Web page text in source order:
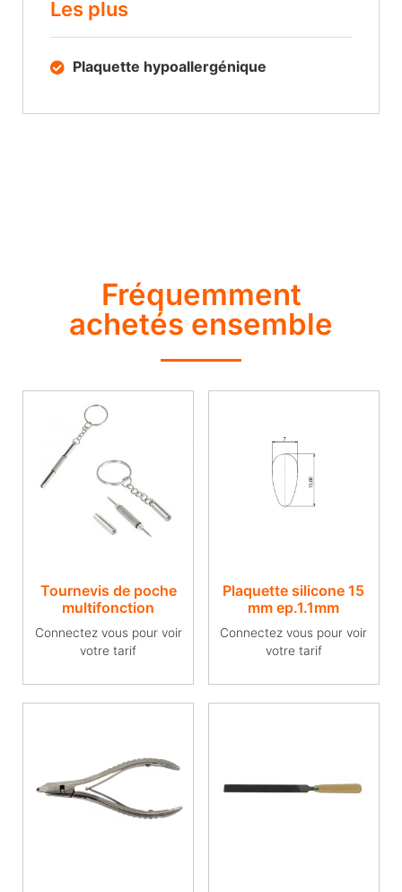
Les plus
Plaquette hypoallergénique
Fréquemment
achetés ensemble
Tournevis de poche
multifonction
Connectez vous pour voir
votre tarif
Plaquette silicone 15
mm ep.1.1mm
Connectez vous pour voir
votre tarif